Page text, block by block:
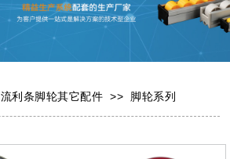
流利条脚轮其它配件 >> 脚轮系列